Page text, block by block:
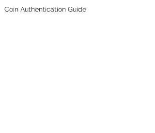
Coin Authentication Guide